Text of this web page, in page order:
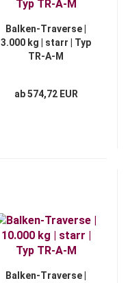
Balken-Traverse |
3.000 kg | starr | Typ
TR-A-M
ab 574,72 EUR
Balken-Traverse |